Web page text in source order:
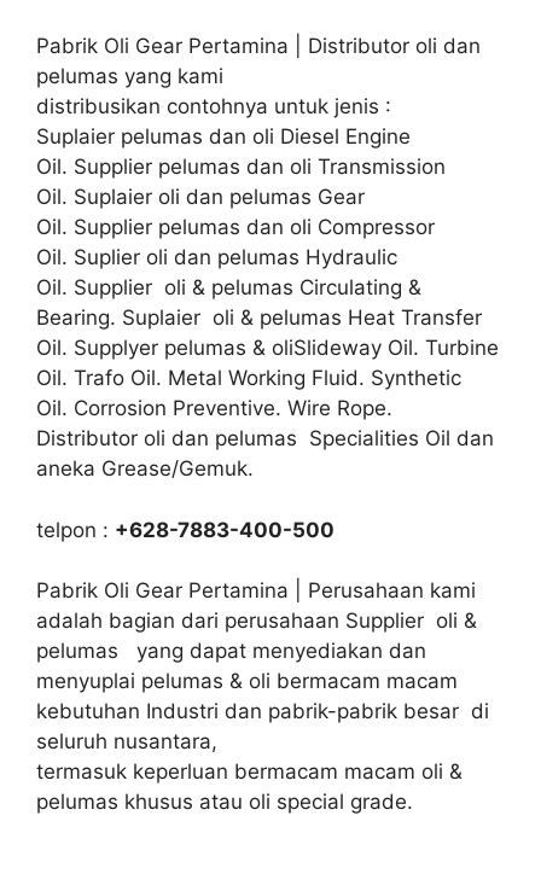
Pabrik Oli Gear Pertamina | Distributor oli dan
pelumas yang kami
distribusikan contohnya untuk jenis :
Suplaier pelumas dan oli Diesel Engine
Oil. Supplier pelumas dan oli Transmission
Oil. Suplaier oli dan pelumas Gear
Oil. Supplier pelumas dan oli Compressor
Oil. Suplier oli dan pelumas Hydraulic
Oil. Supplier oli & pelumas Circulating &
Bearing. Suplaier oli & pelumas Heat Transfer
Oil. Supplyer pelumas & oliSlideway Oil. Turbine
Oil. Trafo Oil. Metal Working Fluid. Synthetic
Oil. Corrosion Preventive. Wire Rope.
Distributor oli dan pelumas Specialities Oil dan
aneka Grease/Gemuk.
telpon : +628-7883-400-500
Pabrik Oli Gear Pertamina | Perusahaan kami
adalah bagian dari perusahaan Supplier oli &
pelumas yang dapat menyediakan dan
menyuplai pelumas & oli bermacam macam
kebutuhan Industri dan pabrik-pabrik besar di
seluruh nusantara,
termasuk keperluan bermacam macam oli &
pelumas khusus atau oli special grade.